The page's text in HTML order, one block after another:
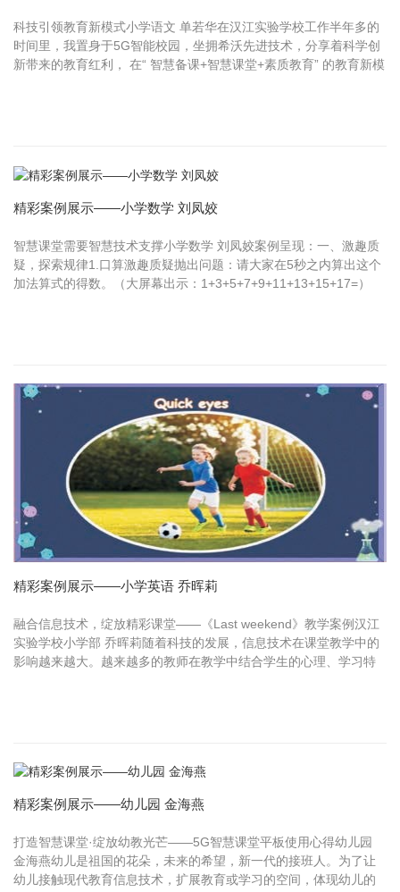
科技引领教育新模式小学语文 单若华在汉江实验学校工作半年多的
时间里，我置身于5G智能校园，坐拥希沃先进技术，分享着科学创
新带来的教育红利， 在“ 智慧备课+智慧课堂+素质教育” 的教育新模
精彩案例展示——小学数学 刘凤姣
智慧课堂需要智慧技术支撑小学数学 刘凤姣案例呈现：一、激趣质
疑，探索规律1.口算激趣质疑抛出问题：请大家在5秒之内算出这个
加法算式的得数。（大屏幕出示：1+3+5+7+9+11+13+15+17=）
精彩案例展示——小学英语 乔晖莉
融合信息技术，绽放精彩课堂——《Last weekend》教学案例汉江
实验学校小学部 乔晖莉随着科技的发展，信息技术在课堂教学中的
影响越来越大。越来越多的教师在教学中结合学生的心理、学习特
精彩案例展示——幼儿园 金海燕
打造智慧课堂·绽放幼教光芒——5G智慧课堂平板使用心得幼儿园
金海燕幼儿是祖国的花朵，未来的希望，新一代的接班人。为了让
幼儿接触现代教育信息技术，扩展教育或学习的空间，体现幼儿的